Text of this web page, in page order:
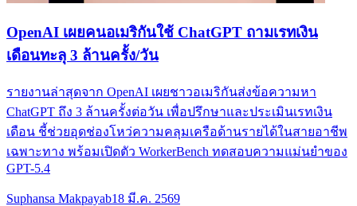
OpenAI เผยคนอเมริกันใช้ ChatGPT ถามเรทเงิน
เดือนทะลุ 3 ล้านครั้ง/วัน
รายงานล่าสุดจาก OpenAI เผยชาวอเมริกันส่งข้อความหา
ChatGPT ถึง 3 ล้านครั้งต่อวัน เพื่อปรึกษาและประเมินเรทเงิน
เดือน ชี้ช่วยอุดช่องโหว่ความคลุมเครือด้านรายได้ในสายอาชีพ
เฉพาะทาง พร้อมเปิดตัว WorkerBench ทดสอบความแม่นยำของ
GPT-5.4
Suphansa Makpayab18 มี.ค. 2569